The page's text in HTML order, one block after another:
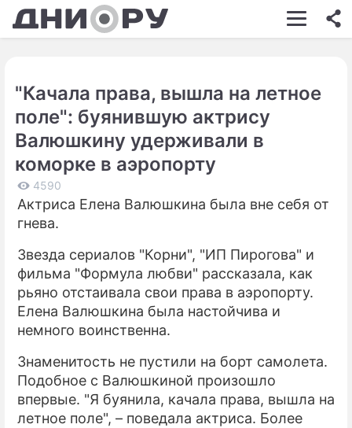
ШОУ-БИЗНЕС
КИНО
НЕДВИЖИМОСТЬ
СОННИК
СТИЛЬ ЖИЗНИ
СЕРИАЛЫ
ПРЕСС-РЕЛИЗЫ
О ПРОЕКТЕ
"Качала права, вышла на летное
поле": буянившую актрису
Валюшкину удерживали в
коморке в аэропорту
4590
Актриса Елена Валюшкина была вне себя от
гнева.
Звезда сериалов "Корни", "ИП Пирогова" и
фильма "Формула любви" рассказала, как
рьяно отстаивала свои права в аэропорту.
Елена Валюшкина была настойчива и
немного воинственна.
Знаменитость не пустили на борт самолета.
Подобное с Валюшкиной произошло
впервые. "Я буянила, качала права, вышла на
летное поле", – поведала актриса. Более